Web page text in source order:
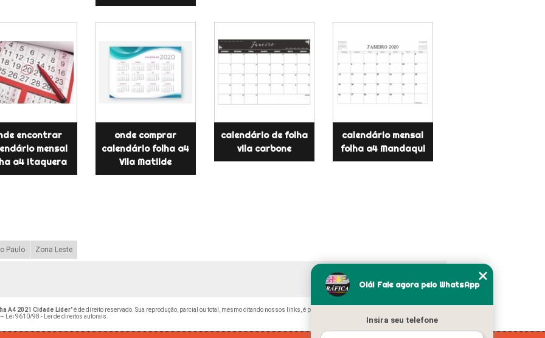
encontrar
mensal
a4 Itaquera
onde comprar
calendário folha a4
Vila Matilde
calendário de folha
vila carbone
calendário mensal
folha a4 Mandaqui
Paulo Zona Leste
A4 2021 Cidade Líder" é de direito reservado. Sua reprodução, parcial ou total, mesmo citando nossos links, é proibida sem a autorização do autor. Crime de
Lei 9610/98 - Lei de direitos autorais
Olá! Fale agora pelo WhatsApp
Insira seu telefone